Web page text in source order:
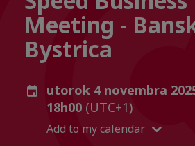
Meeting -
Bystrica
utorok 4 novembra
18h00 (UTC+1)
Add to my calendar